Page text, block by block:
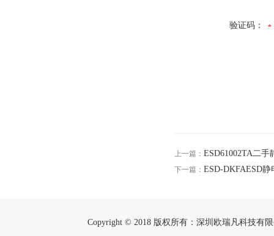
验证码：
上一篇： ESD61002TA二手
下一篇： ESD-DKFAESD静
Copyright © 2018 版权所有：深圳欧瑞凡科技有